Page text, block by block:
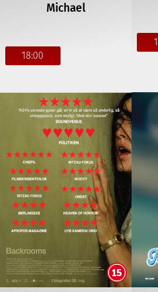
Michael
18:00